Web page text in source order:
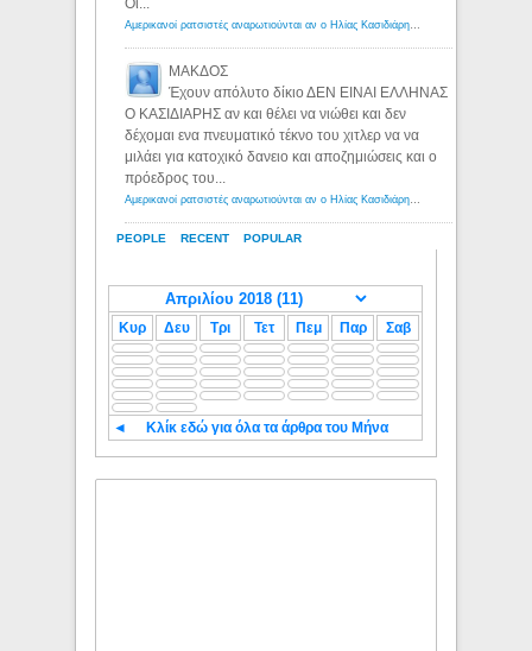
PEOPLE RECENT POPULAR
Οι...
Αμερικανοί ρατσιστές αναρωτιούνται αν ο Ηλίας Κασιδιάρης ανήκει στη λευκή φυλή... - Λόγιος Ερμής
ΜΑΚΔΟΣ
Έχουν απόλυτο δίκιο ΔΕΝ ΕΙΝΑΙ ΕΛΛΗΝΑΣ
Ο ΚΑΣΙΔΙΑΡΗΣ αν και θέλει να νιώθει και δεν
δέχομαι ενα πνευματικό τέκνο του χιτλερ να να
μιλάει για κατοχικό δανειο και αποζημιώσεις και ο
πρόεδρος του...
Αμερικανοί ρατσιστές αναρωτιούνται αν ο Ηλίας Κασιδιάρης ανήκει στη λευκή φυλή... - Λόγιος Ερμής
Κυρ Δευ Τρι Τετ Πεμ Παρ Σαβ
◄ Κλίκ εδώ για όλα τα άρθρα του Μήνα